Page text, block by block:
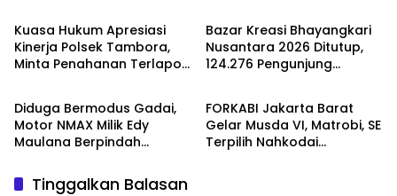
Kuasa Hukum Apresiasi
Kinerja Polsek Tambora,
Minta Penahanan Terlapor
Bazar Kreasi Bhayangkari
Nusantara 2026 Ditutup,
124.276 Pengunjung
Kriminal
Diduga Bermodus Gadai,
Motor NMAX Milik Edy
Maulana Berpindah
Dugaan Penggelapan
Berita
FORKABI Jakarta Barat
Gelar Musda VI, Matrobi, SE
Terpilih Nahkodai
Tinggalkan Balasan